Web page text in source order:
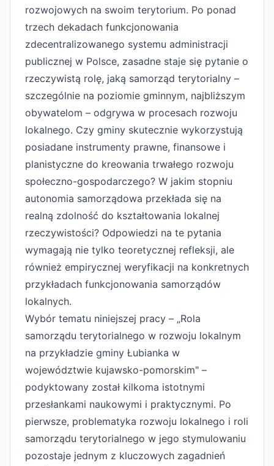
rozwojowych na swoim terytorium. Po ponad
trzech dekadach funkcjonowania
zdecentralizowanego systemu administracji
publicznej w Polsce, zasadne staje się pytanie o
rzeczywistą rolę, jaką samorząd terytorialny –
szczególnie na poziomie gminnym, najbliższym
obywatelom – odgrywa w procesach rozwoju
lokalnego. Czy gminy skutecznie wykorzystują
posiadane instrumenty prawne, finansowe i
planistyczne do kreowania trwałego rozwoju
społeczno-gospodarczego? W jakim stopniu
autonomia samorządowa przekłada się na
realną zdolność do kształtowania lokalnej
rzeczywistości? Odpowiedzi na te pytania
wymagają nie tylko teoretycznej refleksji, ale
również empirycznej weryfikacji na konkretnych
przykładach funkcjonowania samorządów
lokalnych.
Wybór tematu niniejszej pracy – „Rola
samorządu terytorialnego w rozwoju lokalnym
na przykładzie gminy Łubianka w
województwie kujawsko-pomorskim" –
podyktowany został kilkoma istotnymi
przesłankami naukowymi i praktycznymi. Po
pierwsze, problematyka rozwoju lokalnego i roli
samorządu terytorialnego w jego stymulowaniu
pozostaje jednym z kluczowych zagadnień